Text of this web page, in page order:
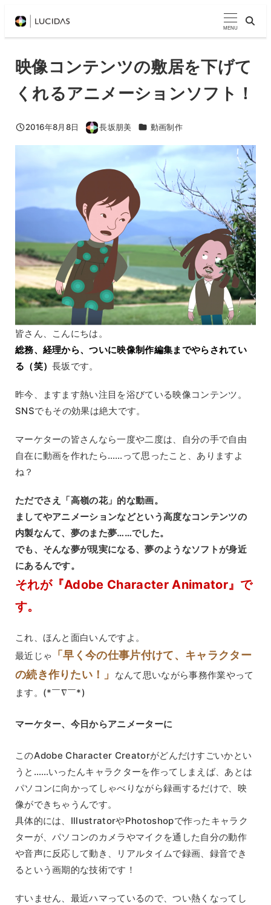
MENU
映像コンテンツの敷居を下げて
くれるアニメーションソフト！
投稿日
2016年8月8日
著
者
長坂朋美 カテゴリー
動画制作
皆さん、こんにちは。
総務、経理から、ついに映像制作編集までやらされてい
る（笑）長坂です。
昨今、ますます熱い注目を浴びている映像コンテンツ。
SNSでもその効果は絶大です。
マーケターの皆さんなら一度や二度は、自分の手で自由
自在に動画を作れたら……って思ったこと、ありますよ
ね？
ただでさえ「高嶺の花」的な動画。
ましてやアニメーションなどという高度なコンテンツの
内製なんて、夢のまた夢……でした。
でも、そんな夢が現実になる、夢のようなソフトが身近
にあるんです。
それが『Adobe Character Animator』で
す。
これ、ほんと面白いんですよ。
最近じゃ
「早く今の仕事片付けて、キャラクター
の続き作りたい！」
なんて思いながら事務作業やって
ます。(*￣∇￣*)
マーケター、今日からアニメーターに
このAdobe Character Creatorがどんだけすごいかとい
うと……いったんキャラクターを作ってしまえば、あとは
パソコンに向かってしゃべりながら録画するだけで、映
像ができちゃうんです。
具体的には、IllustratorやPhotoshopで作ったキャラク
ターが、パソコンのカメラやマイクを通した自分の動作
や音声に反応して動き、リアルタイムで録画、録音でき
るという画期的な技術です！
すいません、最近ハマっているので、つい熱くなってし